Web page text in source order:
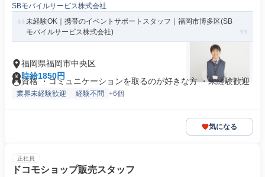
SBモバイルサービス株式会社
未経験OK｜携帯のイベントサポートスタッフ｜福岡市博多区(SB
モバイルサービス株式会社)
福岡県福岡市中央区
時給1850円
資格 ・コミュニケーションを取るのが好きな方 ・未経験歓迎
業界未経験歓迎 経験不問 +6個
気になる
正社員
ドコモショップ販売スタッフ